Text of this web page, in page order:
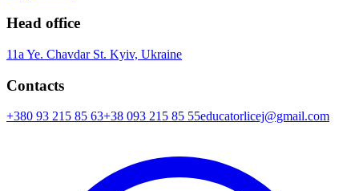
Head office
11a Ye. Chavdar St. Kyiv, Ukraine
Contacts
+380 93 215 85 63+38 093 215 85 55educatorlicej@gmail.com